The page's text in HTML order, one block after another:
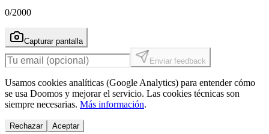
0/2000
Capturar pantalla
Enviar feedback
Usamos cookies analíticas (Google Analytics) para entender cómo
se usa Doomos y mejorar el servicio. Las cookies técnicas son
siempre necesarias. Más información.
Rechazar Aceptar